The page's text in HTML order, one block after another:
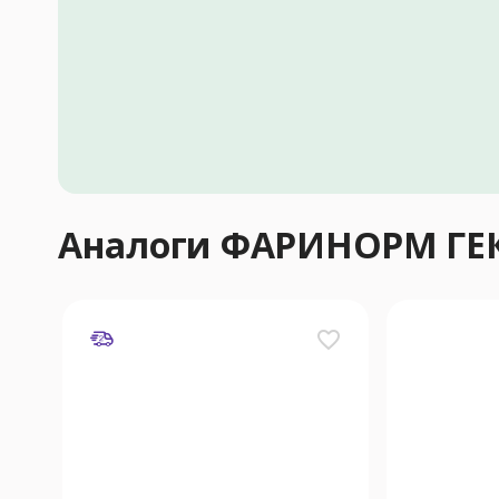
Аналоги ФАРИНОРМ
favorite_border